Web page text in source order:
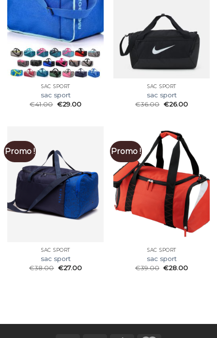
SAC SPORT
sac sport
€41.00 €29.00
SAC SPORT
sac sport
€36.00 €26.00
Promo !
SAC SPORT
sac sport
€38.00 €27.00
Promo !
SAC SPORT
sac sport
€39.00 €28.00